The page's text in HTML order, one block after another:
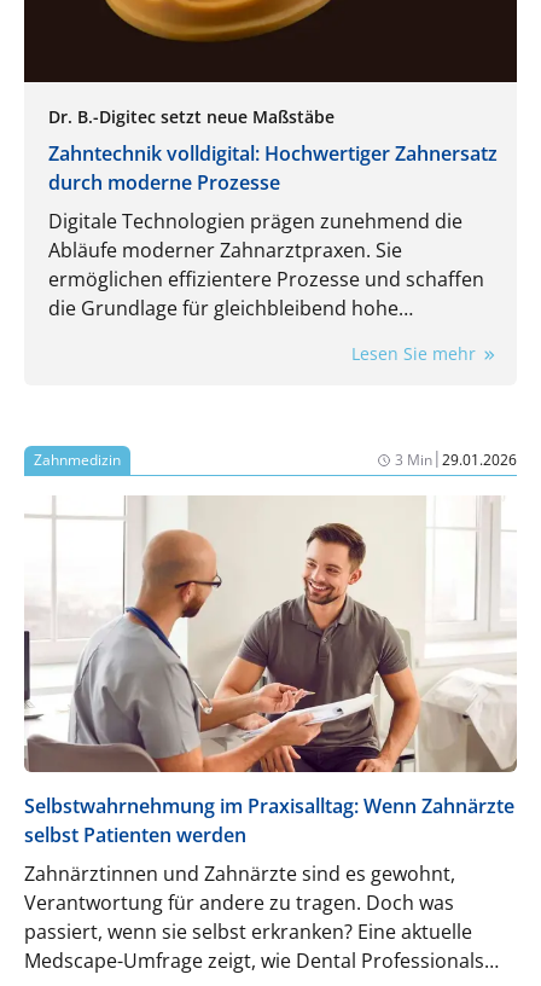
Dr. B.-Digitec setzt neue Maßstäbe
Zahntechnik volldigital: Hochwertiger Zahnersatz
durch moderne Prozesse
Digitale Technologien prägen zunehmend die
Abläufe moderner Zahnarztpraxen. Sie
ermöglichen effizientere Prozesse und schaffen
die Grundlage für gleichbleibend hohe
Zahnersatzlösungen. Von der Datenerfassung
Teleskopversorgungen mit Dr. B.-Digitec als
zuverlässigem Partner künftig vollständig digital
kommuniziert, mittels CAD/CAM und 3D-Druck
nach internationalen Standards gefertigt und
schnell sowie kosteneffizient an die Patient:innen
geliefert. Zahntechnik wird so zu einem digitalen
Ökosystem, das präzise, reproduzierbare und
skalierbare Lösungen effizient und modern
umsetzt.
Lesen Sie mehr
Zahnmedizin 3 Min|29.01.2026
Selbstwahrnehmung im Praxisalltag: Wenn Zahnärzte
selbst Patienten werden
Zahnärztinnen und Zahnärzte sind es gewohnt,
Verantwortung für andere zu tragen. Doch was
passiert, wenn sie selbst erkranken? Eine aktuelle
Medscape-Umfrage zeigt, wie Dental Professionals